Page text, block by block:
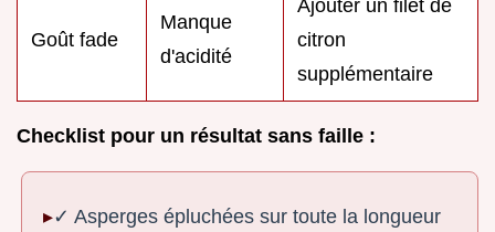
Goût fade
Manque
d'acidité
Ajouter un filet de
citron
supplémentaire
Checklist pour un résultat sans faille :
✓ Asperges épluchées sur toute la longueur